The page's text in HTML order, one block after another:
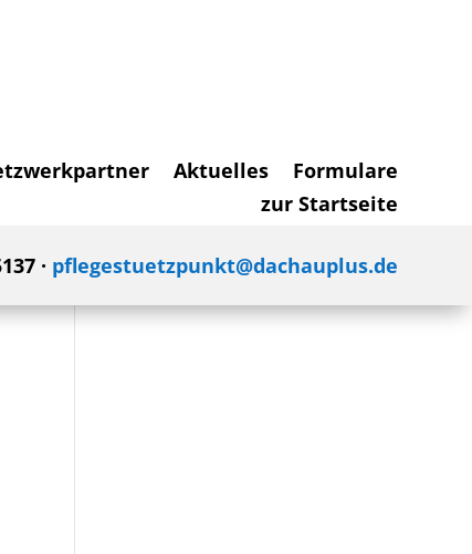
Aktuelles
Formulare
zur Startseite
· pflegestuetzpunkt@dachauplus.de